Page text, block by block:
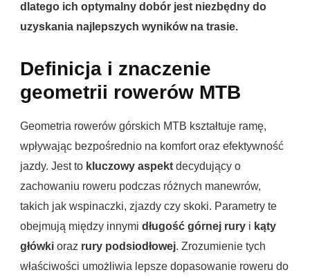
dlatego ich optymalny dobór jest niezbędny do
uzyskania najlepszych wyników na trasie.
Definicja i znaczenie
geometrii rowerów MTB
Geometria rowerów górskich MTB kształtuje ramę,
wpływając bezpośrednio na komfort oraz efektywność
jazdy. Jest to kluczowy aspekt decydujący o
zachowaniu roweru podczas różnych manewrów,
takich jak wspinaczki, zjazdy czy skoki. Parametry te
obejmują między innymi długość górnej rury i kąty
główki oraz rury podsiodłowej. Zrozumienie tych
właściwości umożliwia lepsze dopasowanie roweru do